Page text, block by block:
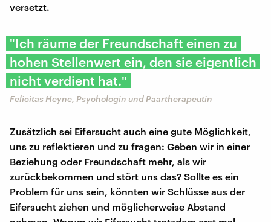
versetzt.
"Ich räume der Freundschaft einen zu
hohen Stellenwert ein, den sie eigentlich
nicht verdient hat."
Felicitas Heyne, Psychologin und Paartherapeutin
Zusätzlich sei Eifersucht auch eine gute Möglichkeit,
uns zu reflektieren und zu fragen: Geben wir in einer
Beziehung oder Freundschaft mehr, als wir
zurückbekommen und stört uns das? Sollte es ein
Problem für uns sein, könnten wir Schlüsse aus der
Eifersucht ziehen und möglicherweise Abstand